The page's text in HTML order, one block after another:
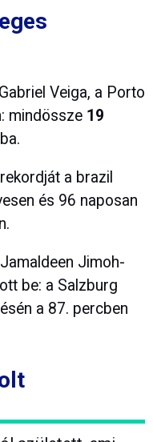
Veiga, a Porto
mindössze 19
a brazil
és 96 naposan
Jimoh-
be: a Salzburg
a 87. percben